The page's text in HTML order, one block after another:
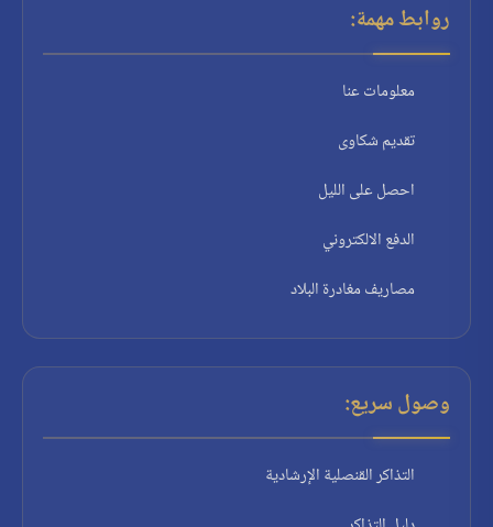
روابط مهمة:
معلومات عنا
تقديم شكاوى
احصل على الليل
الدفع الالكتروني
مصاريف مغادرة البلاد
وصول سريع:
التذاكر القنصلية الإرشادية